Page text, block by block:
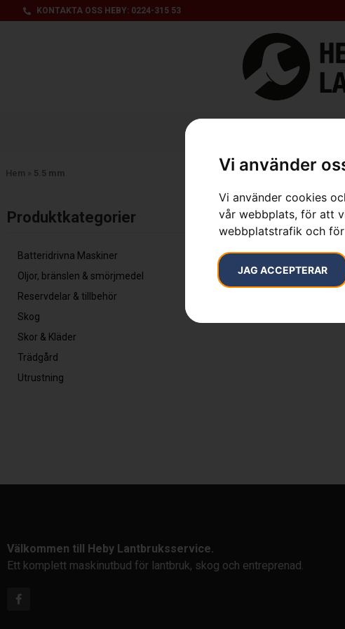
Vi använder
Vi använder cookies
vår webbplats, för att
webbplatstrafik och
JAG ACCEPTERAR
KONTAKTA OSS HEBY: 0224-315 53
Hem » 5.5 mm
Produktkategorier​
Batteridrivna Maskiner
Oljor, bränslen & smörjmedel
Reservdelar & tillbehör
Skog
Skor & Kläder
Trädgård
Utrustning
Inga resultat.
Välkommen till Heby Lantbruksservice.
Ett komplett maskinutbud för lantbruk, skog och entreprenad.